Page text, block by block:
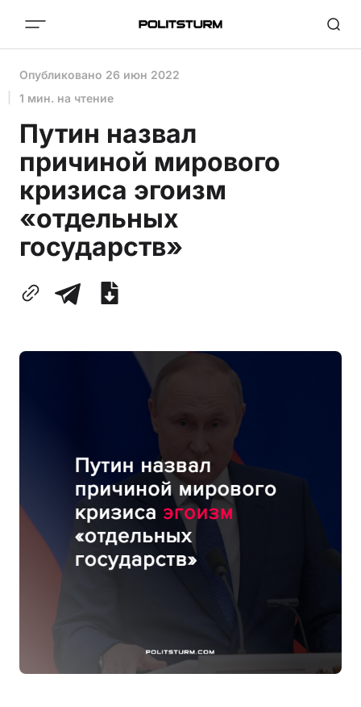
Опубликовано 26 июн 2022
1 мин. на чтение
Путин назвал
причиной мирового
кризиса эгоизм
«отдельных
государств»